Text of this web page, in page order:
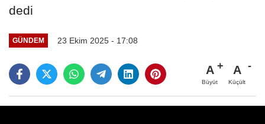
dedi
GÜNDEM 23 Ekim 2025 - 17:08
A
Büyüt
A
Küçült